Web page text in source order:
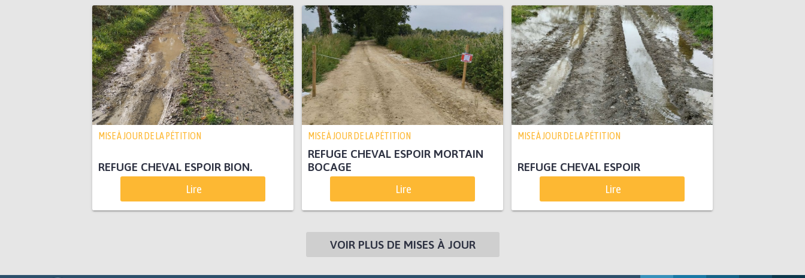
MISE À JOUR DE LA PÉTITION
REFUGE CHEVAL ESPOIR BION.
Lire
MISE À JOUR DE LA PÉTITION
REFUGE CHEVAL ESPOIR MORTAIN
BOCAGE
Lire
MISE À JOUR DE LA PÉTITION
REFUGE CHEVAL ESPOIR
Lire
VOIR PLUS DE MISES À JOUR